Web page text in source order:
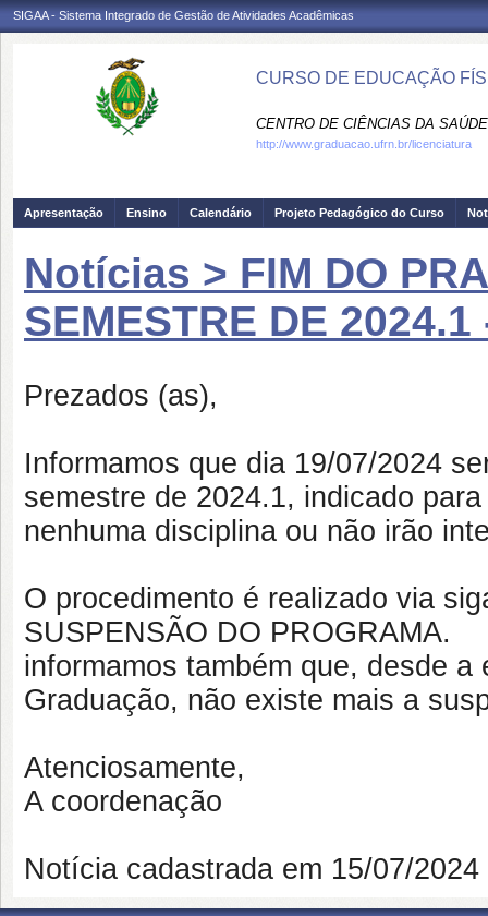
SIGAA - Sistema Integrado de Gestão de Atividades Acadêmicas
CURSO DE EDUCAÇÃO
CENTRO DE CIÊNCIAS DA
http://www.graduacao.ufrn.br/licenciatura
Apresentação Ensino Calendário Projeto Pedagógico do Curso
Notícias > FIM DO
SEMESTRE DE
Prezados (as),
Informamos que dia 19/07/2024
semestre de 2024.1, indicado
nenhuma disciplina ou não irão
O procedimento é realizado via
SUSPENSÃO DO PROGRAMA.
informamos também que, desde
Graduação, não existe mais a
Atenciosamente,
A coordenação
Notícia cadastrada em 15/07/